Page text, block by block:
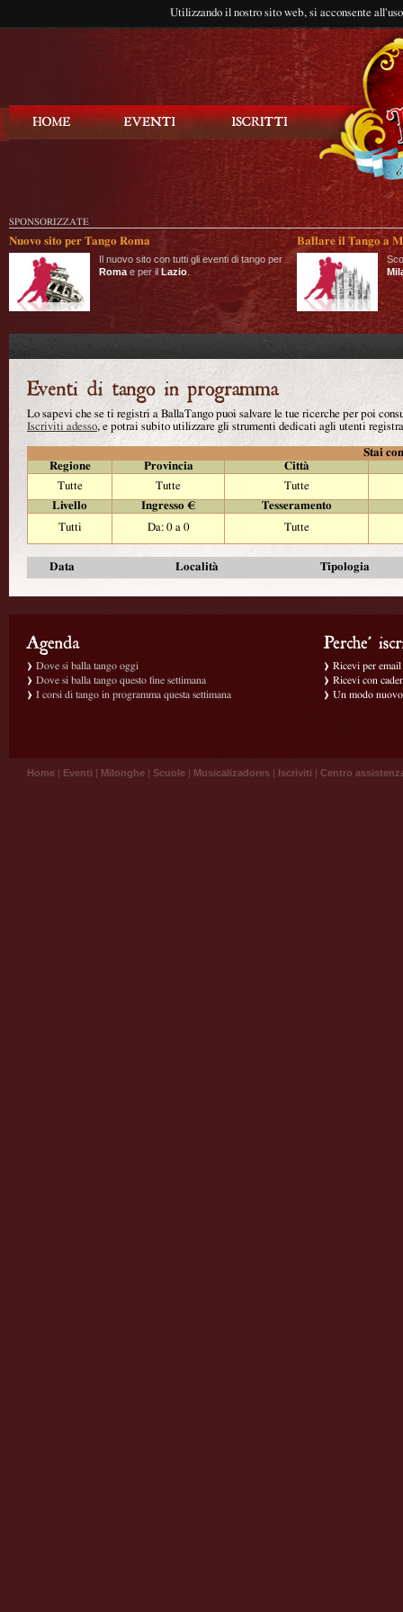
Utilizzando il nostro sito web, si acconsente
SPONSORIZZATE
Nuovo sito per Tango Roma
Il nuovo sito con tutti gli eventi di tango per
Roma e per il Lazio
Ballare il Tango a
Lo sapevi che se ti registri a BallaTango puoi salvare le tue ricerche per poi
Iscriviti adesso, e potrai subito utilizzare gli strumenti dedicati agli utenti
Stai
Regione
Provincia
Città
Tutte
Tutte
Tutte
Livello
Ingresso €
Tesseramento
Tutti
Da: 0 a 0 Tutte
Data Località Tipologia
Dove si balla tango oggi
Dove si balla tango questo fine settimana
I corsi di tango in programma questa settimana
Ricevi per
Ricevi con
Un modo
Home | Eventi | Milonghe | Scuole | Musicalizadores | Iscriviti | Centro